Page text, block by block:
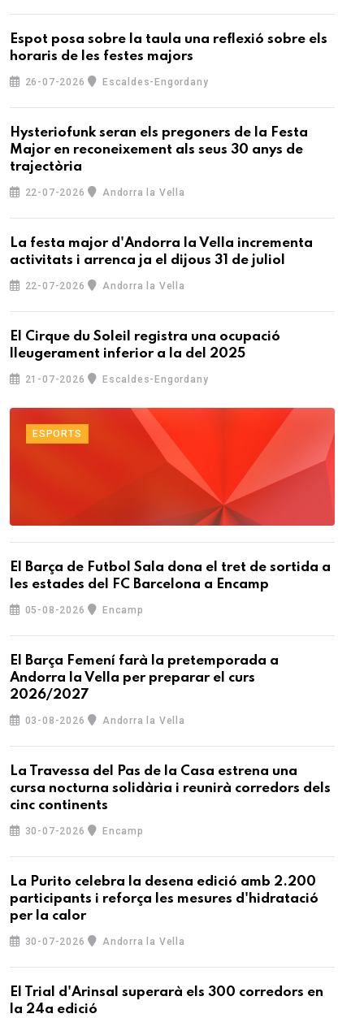
Espot posa sobre la taula una reflexió sobre els
horaris de les festes majors
26-07-2026 Escaldes-Engordany
Hysteriofunk seran els pregoners de la Festa
Major en reconeixement als seus 30 anys de
trajectòria
22-07-2026 Andorra la Vella
La festa major d'Andorra la Vella incrementa
activitats i arrenca ja el dijous 31 de juliol
22-07-2026 Andorra la Vella
El Cirque du Soleil registra una ocupació
lleugerament inferior a la del 2025
21-07-2026 Escaldes-Engordany
ESPORTS
El Barça de Futbol Sala dona el tret de sortida a
les estades del FC Barcelona a Encamp
05-08-2026 Encamp
El Barça Femení farà la pretemporada a
Andorra la Vella per preparar el curs
2026/2027
03-08-2026 Andorra la Vella
La Travessa del Pas de la Casa estrena una
cursa nocturna solidària i reunirà corredors dels
cinc continents
30-07-2026 Encamp
La Purito celebra la desena edició amb 2.200
participants i reforça les mesures d'hidratació
per la calor
30-07-2026 Andorra la Vella
El Trial d'Arinsal superarà els 300 corredors en
la 24a edició